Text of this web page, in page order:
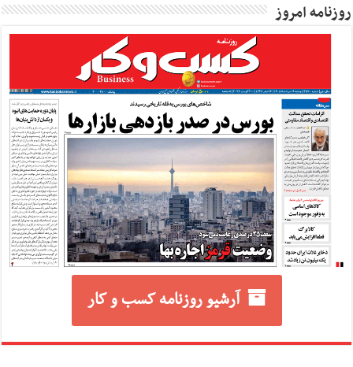
روزنامه امروز
آرشیو روزنامه کسب و کار